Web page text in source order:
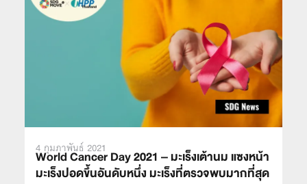
4 กุมภาพันธ์ 2021
World Cancer Day 2021 – มะเร็งเต้านม แซงหน้า
มะเร็งปอดขึ้นอันดับหนึ่ง มะเร็งที่ตรวจพบมากที่สุด